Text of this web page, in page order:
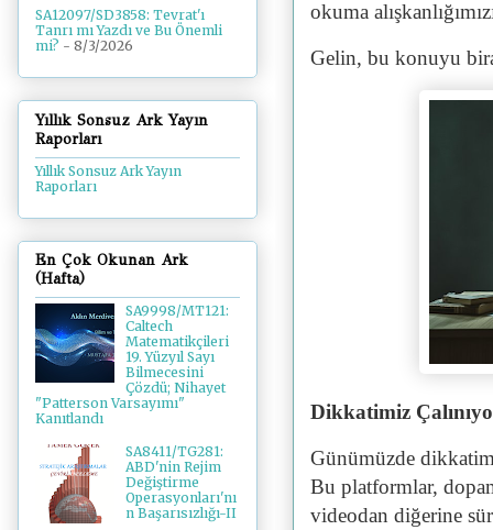
okuma
Gelin, bu konuyu
Dikkatimiz
Günümüzde
Bu platformlar,
videodan diğerine
SA12097/SD3858: Tevrat'ı
Tanrı mı Yazdı ve Bu Önemli
mi? - 8/3/2026
Yıllık Sonsuz Ark Yayın
Raporları
Yıllık Sonsuz Ark Yayın
Raporları
En Çok Okunan Ark
(Hafta)
SA9998/MT121:
Caltech
Matematikçileri
19. Yüzyıl Sayı
Bilmecesini
Çözdü; Nihayet
"Patterson Varsayımı"
Kanıtlandı
SA8411/TG281:
ABD'nin Rejim
Değiştirme
Operasyonları'nı
n Başarısızlığı-II